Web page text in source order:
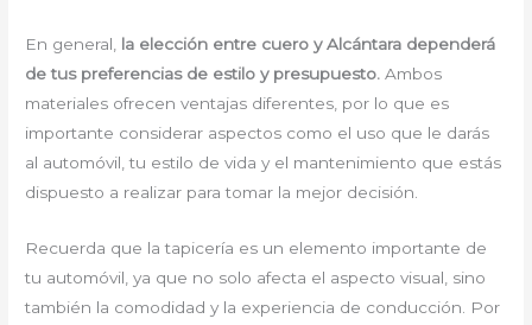
En general, la elección entre cuero y Alcántara dependerá
de tus preferencias de estilo y presupuesto. Ambos
materiales ofrecen ventajas diferentes, por lo que es
importante considerar aspectos como el uso que le darás
al automóvil, tu estilo de vida y el mantenimiento que estás
dispuesto a realizar para tomar la mejor decisión.
Recuerda que la tapicería es un elemento importante de
tu automóvil, ya que no solo afecta el aspecto visual, sino
también la comodidad y la experiencia de conducción. Por